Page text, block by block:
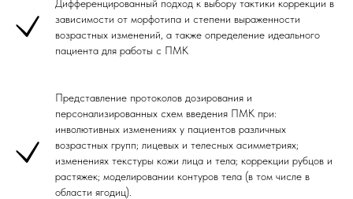
Дифференцированный подход к выбору тактики коррекции в
зависимости от морфотипа и степени выраженности
возрастных изменений, а также определение идеального
пациента для работы с ПМК
Представление протоколов дозирования и
персонализированных схем введения ПМК при:
инволютивных изменениях у пациентов различных
возрастных групп; лицевых и телесных асимметриях;
изменениях текстуры кожи лица и тела; коррекции рубцов и
растяжек; моделировании контуров тела (в том числе в
области ягодиц).